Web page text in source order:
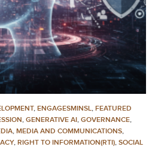
, ENGAGESMINSL, FEATURED
, GENERATIVE AI, GOVERNANCE,
, MEDIA AND COMMUNICATIONS,
, RIGHT TO INFORMATION(RTI), SOCIAL